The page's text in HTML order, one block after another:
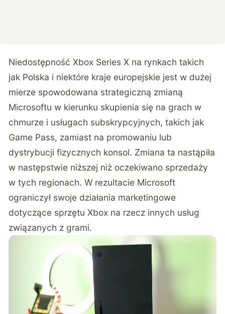
Niedostępność Xbox Series X na rynkach takich
jak Polska i niektóre kraje europejskie jest w dużej
mierze spowodowana strategiczną zmianą
Microsoftu w kierunku skupienia się na grach w
chmurze i usługach subskrypcyjnych, takich jak
Game Pass, zamiast na promowaniu lub
dystrybucji fizycznych konsol. Zmiana ta nastąpiła
w następstwie niższej niż oczekiwano sprzedaży
w tych regionach. W rezultacie Microsoft
ograniczył swoje działania marketingowe
dotyczące sprzętu Xbox na rzecz innych usług
związanych z grami.